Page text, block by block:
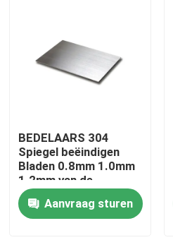
Thuis
Producten
BEDELAARS 304
Spiegel beëindigen
Bladen 0.8mm 1.0mm
1.2mm van de
Roestvrij staalplaat
Aanvraag sturen